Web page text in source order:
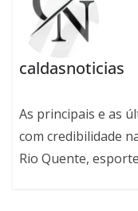
caldasnoticias
As principais e as
com credibilidade
Rio Quente,